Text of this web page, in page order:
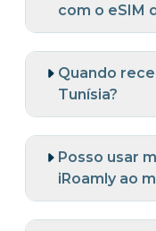
com o eSIM
Quando
Tunísia?
Posso usar
iRoamly ao